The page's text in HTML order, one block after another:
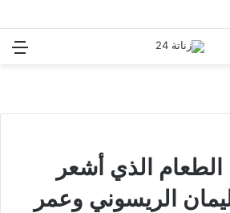
الذي أشعر
الريسوني وعمر